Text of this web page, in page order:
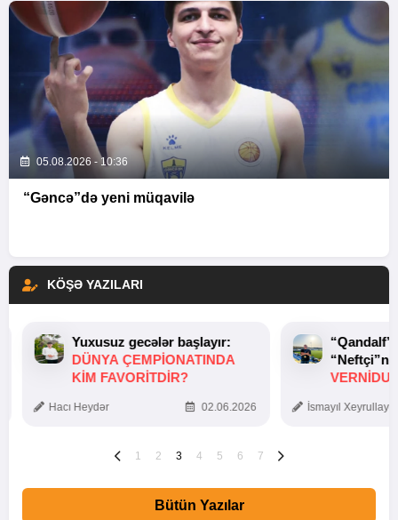
05.08.2026 - 10:36
“Gəncə”də yeni müqavilə
KÖŞƏ YAZILARI
Yuxusuz gecələr başlayır:
DÜNYA ÇEMPIONATINDA
KIM FAVORITDIR?
Hacı Heydər 02.06.2026 İsmayıl
1 2 3 4 5 6 7
Bütün Yazılar